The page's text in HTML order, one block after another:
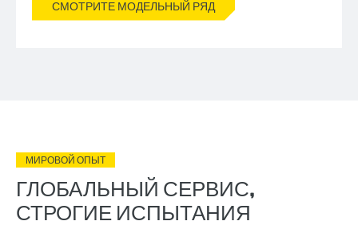
СМОТРИТЕ МОДЕЛЬНЫЙ РЯД
МИРОВОЙ ОПЫТ
ГЛОБАЛЬНЫЙ СЕРВИС,
СТРОГИЕ ИСПЫТАНИЯ